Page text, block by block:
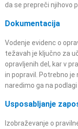
da se prepreči njihovo
Dokumentacija
Vodenje evidenc o
težavah je ključno za
opravljenih del, kar v
in popravil. Potrebno
naredimo ga na
Usposabljanje
Izobraževanje o